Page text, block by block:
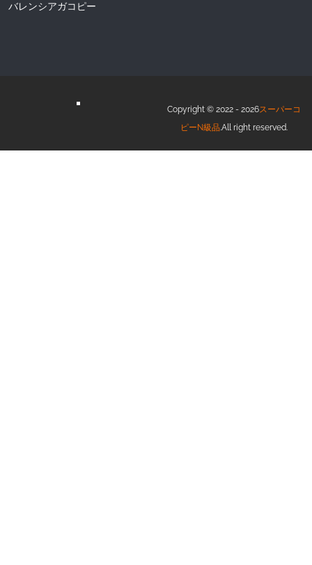
バレンシアガコピー
Copyright © 2022 - 2026スーパーコ
ピーN級品.All right reserved.